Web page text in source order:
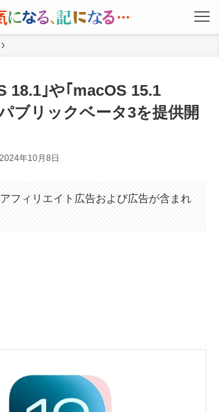
18.1｣や｢macOS 15.1
ブリックベータ3を提供開
2024年10月8日
フィリエイト広告および広告が含まれ